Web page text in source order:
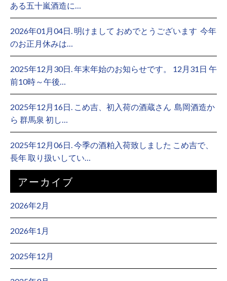
ある五十嵐酒造に…
2026年01月04日. 明けまして おめでとうございます ⁡ 今年
のお正月休みは…
2025年12月30日. 年末年始のお知らせです。 12月31日 午
前10時～午後…
2025年12月16日. こめ吉、初入荷の酒蔵さん ⁡ 島岡酒造か
ら 群馬泉 初し…
2025年12月06日. 今季の酒粕入荷致しました こめ吉で、
長年 取り扱いしてい…
アーカイブ
2026年2月
2026年1月
2025年12月